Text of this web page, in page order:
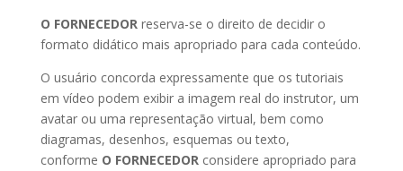
O FORNECEDOR reserva-se o direito de decidir o
formato didático mais apropriado para cada conteúdo.
O usuário concorda expressamente que os tutoriais
em vídeo podem exibir a imagem real do instrutor, um
avatar ou uma representação virtual, bem como
diagramas, desenhos, esquemas ou texto,
conforme O FORNECEDOR considere apropriado para